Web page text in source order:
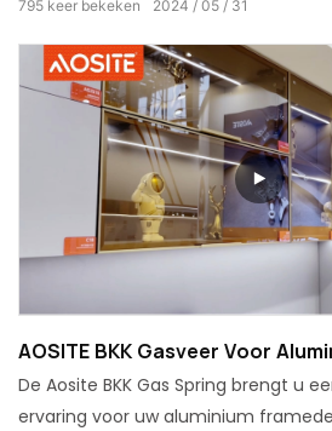
2024 05 31
795 keer bekeken
AOSITE BKK Gasveer Voor
De Aosite BKK Gas Spring brengt u
ervaring voor uw aluminium